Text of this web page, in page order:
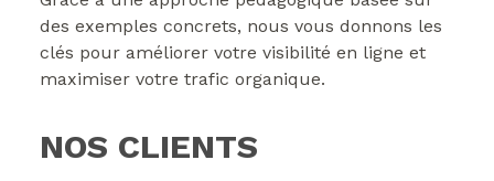
des exemples concrets, nous vous donnons les
clés pour améliorer votre visibilité en ligne et
maximiser votre trafic organique.
NOS CLIENTS